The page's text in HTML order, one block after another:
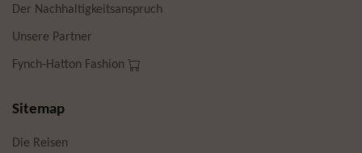
Der Nachhaltigkeitsanspruch
Unsere Partner
Fynch-Hatton Fashion
Sitemap
Die Reisen